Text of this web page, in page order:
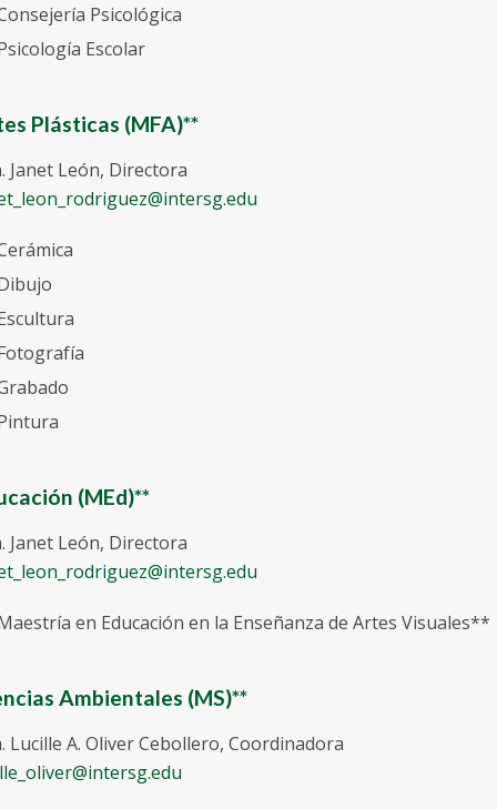
Psicológica
Escolar
Plásticas (MFA)**
Janet León, Directora
(MEd)**
Janet León, Directora
en Educación en la Enseñanza de Artes Visuales**
Ambientales (MS)**
Lucille A. Oliver Cebollero, Coordinadora